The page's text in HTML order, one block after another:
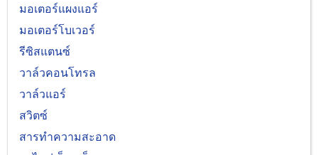
มอเตอร์แผงแอร์
มอเตอร์โบเวอร์
รีซิสแตนซ์
วาล์วคอนโทรล
วาล์วแอร์
สวิตซ์
สารทำความสะอาด